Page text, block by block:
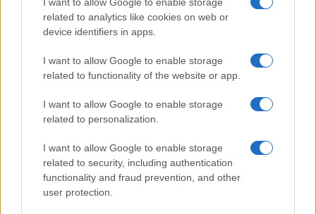
related to analytics like cookies on web or
device identifiers in apps.
I want to allow Google to enable storage
related to functionality of the website or app.
I want to allow Google to enable storage
related to personalization.
I want to allow Google to enable storage
related to security, including authentication
functionality and fraud prevention, and other
user protection.
Trading intraday: discipline, gestion du risque et performance –
la méthode de Marc-Antoine Adam de Villiers
Infos Rédaction · 13 Fév 2026
ECONOMIE